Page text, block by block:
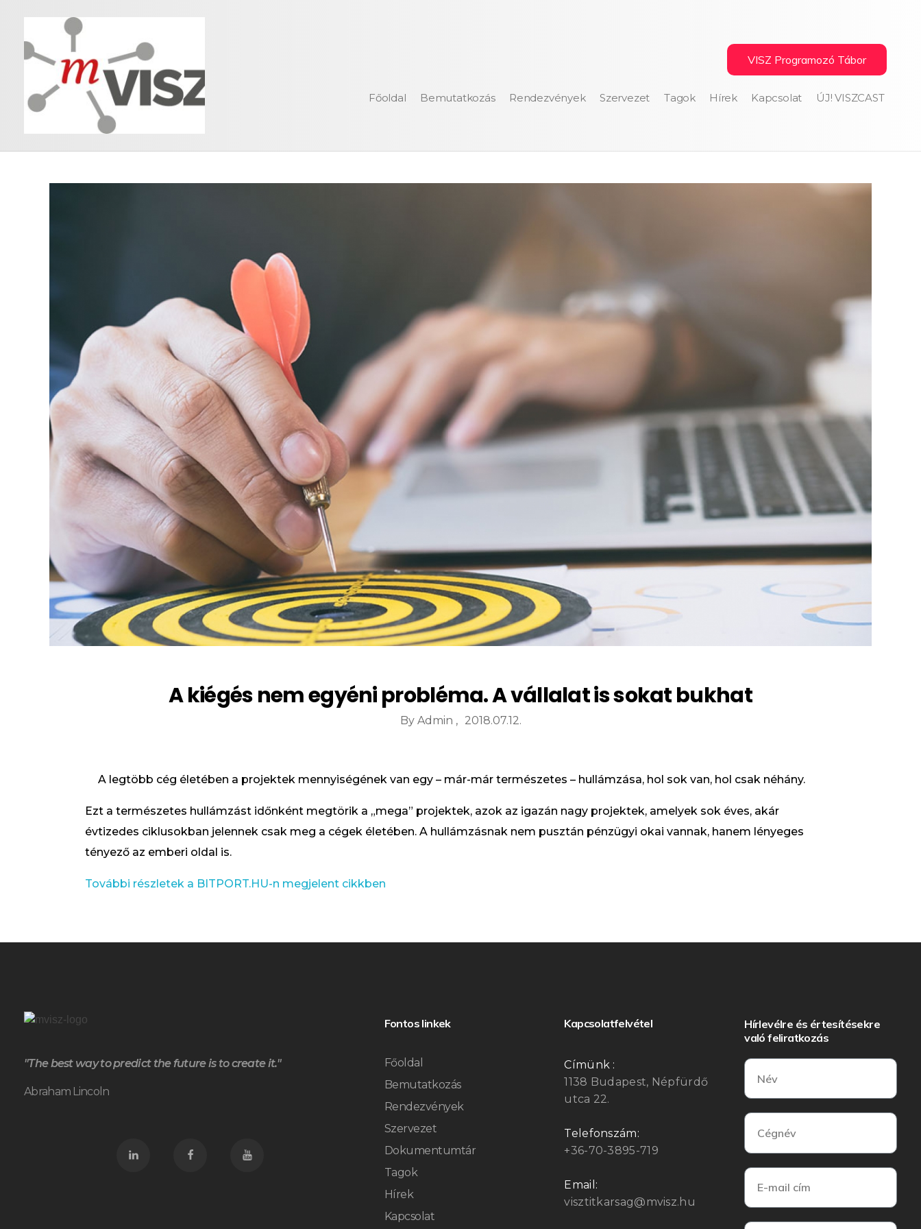
VISZ Programozó Tábor
Főoldal Bemutatkozás Rendezvények Szervezet Tagok Hírek Kapcsolat ÚJ! VISZCAST
A kiégés nem egyéni probléma. A vállalat is sokat bukhat
2018.07.12.
By Admin
A legtöbb cég életében a projektek mennyiségének van egy – már-már természetes – hullámzása, hol sok van, hol csak néhány.
Ezt a természetes hullámzást időnként megtörik a „mega” projektek, azok az igazán nagy projektek, amelyek sok éves, akár
évtizedes ciklusokban jelennek csak meg a cégek életében. A hullámzásnak nem pusztán pénzügyi okai vannak, hanem lényeges
tényező az emberi oldal is.
További részletek a BITPORT.HU-n megjelent cikkben
"The best way to predict the future is to create it."
Abraham Lincoln
Fontos linkek
Főoldal
Bemutatkozás
Rendezvények
Szervezet
Dokumentumtár
Tagok
Hírek
Kapcsolat
Kapcsolatfelvétel
Címünk :
1138 Budapest, Népfürdő
utca 22.
Telefonszám:
+36-70-3895-719
Email:
visztitkarsag@mvisz.hu
Hírlevélre és értesítésekre
való feliratkozás